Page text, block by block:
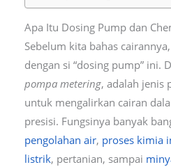
Apa Itu Dosing Pump dan
Sebelum kita bahas
dengan si “dosing pump” ini.
pompa metering, adalah jenis
untuk mengalirkan cairan
presisi. Fungsinya banyak
pengolahan air, proses kimia
listrik, pertanian, sampai